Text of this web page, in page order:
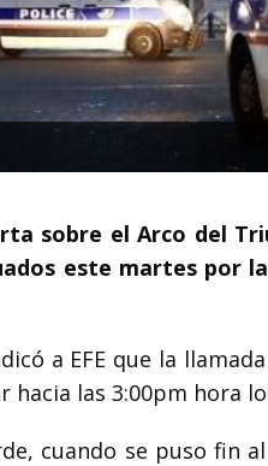
sobre el Arco del
este martes por
a EFE que la
las 3:00pm hora
cuando se puso fin